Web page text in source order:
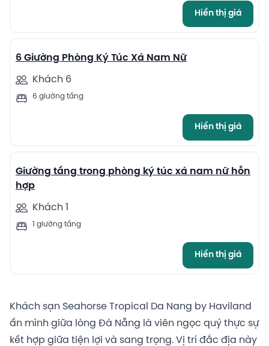
Hiển thị giá
11
6 Giường Phòng Ký Túc Xá Nam Nữ
Khách 6
6 giường tầng
Hiển thị giá
11
Giường tầng trong phòng ký túc xá nam nữ hỗn
hợp
Khách 1
1 giường tầng
Hiển thị giá
Khách sạn Seahorse Tropical Da Nang by Haviland
ẩn mình giữa lòng Đà Nẵng là viên ngọc quý thực sự
kết hợp giữa tiện lợi và sang trọng. Vị trí đắc địa này